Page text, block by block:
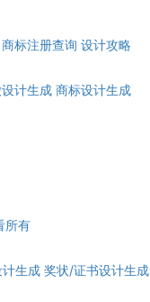
商标注册查询 设计攻略
计生成 商标设计生成
所有
生成 奖状/证书设计生成